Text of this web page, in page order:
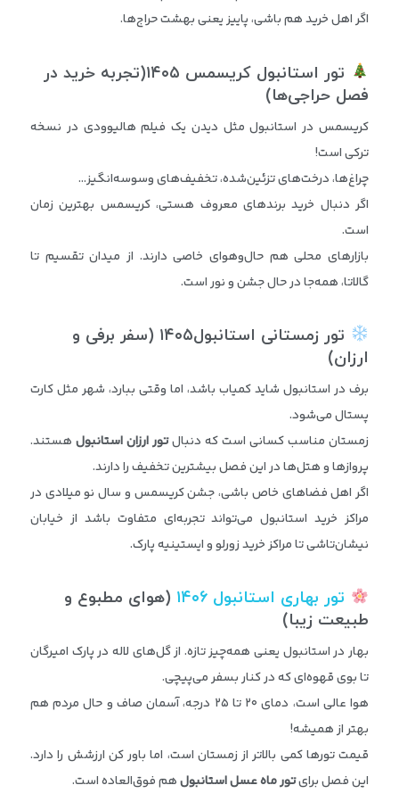
اگر اهل خرید هم باشی، پاییز یعنی بهشت حراج‌ها.
تور استانبول کریسمس ۱۴۰۵(تجربه خرید در
فصل حراجی‌ها)
کریسمس در استانبول مثل دیدن یک فیلم هالیوودی در نسخه
ترکی است!
چراغ‌ها، درخت‌های تزئین‌شده، تخفیف‌های وسوسه‌انگیز…
اگر دنبال خرید برندهای معروف هستی، کریسمس بهترین زمان
است.
بازارهای محلی هم حال‌و‌هوای خاصی دارند. از میدان تقسیم تا
گالاتا، همه‌جا در حال جشن و نور است.
تور زمستانی استانبول۱۴۰۵ (سفر برفی و
ارزان)
برف در استانبول شاید کمیاب باشد، اما وقتی ببارد، شهر مثل کارت
پستال می‌شود.
زمستان مناسب کسانی است که دنبالتور ارزان استانبول هستند.
پروازها و هتل‌ها در این فصل بیشترین تخفیف را دارند.
اگر اهل فضاهای خاص باشی، جشن کریسمس و سال نو میلادی در
مراکز خرید استانبول می‌تواند تجربه‌ای متفاوت باشد از خیابان
نیشان‌تاشی تا مراکز خرید زورلو و ایستینیه پارک.
تور بهاری استانبول ۱۴۰۶ (هوای مطبوع و
طبیعت زیبا)
بهار در استانبول یعنی همه‌چیز تازه. از گل‌های لاله در پارک امیرگان
تا بوی قهوه‌ای که در کنار بسفر می‌پیچی.
هوا عالی است، دمای ۲۰ تا ۲۵ درجه، آسمان صاف و حال مردم هم
بهتر از همیشه!
قیمت تورها کمی بالاتر از زمستان است، اما باور کن ارزشش را دارد.
این فصل برایتور ماه عسل استانبولهم فوق‌العاده است.